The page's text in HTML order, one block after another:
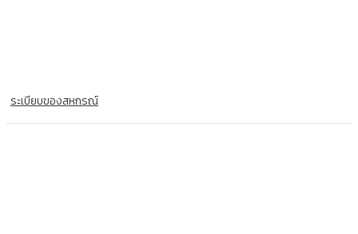
ระเบียบของสหกรณ์